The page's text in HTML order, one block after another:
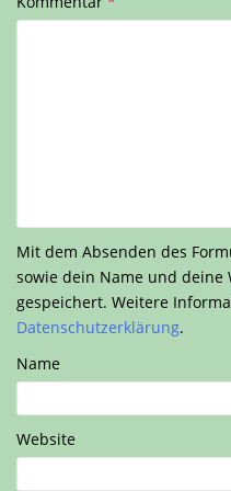
Mit dem Absenden des
sowie dein Name und deine
gespeichert. Weitere
Datenschutzerklärung.
Name
Website